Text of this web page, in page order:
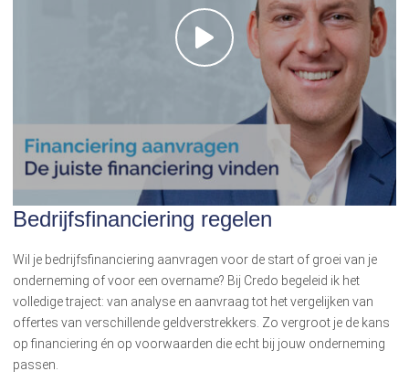
Bedrijfsfinanciering regelen
Wil je bedrijfsfinanciering aanvragen voor de start of groei van je
onderneming of voor een overname? Bij Credo begeleid ik het
volledige traject: van analyse en aanvraag tot het vergelijken van
offertes van verschillende geldverstrekkers. Zo vergroot je de kans
op financiering én op voorwaarden die echt bij jouw onderneming
passen.